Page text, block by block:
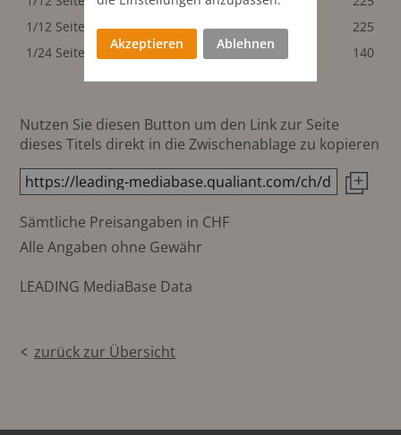
1/12 Seite quer
100x45 mm 190
225
1/24 Seite
48x45 mm 140
Nutzen Sie diesen Button um den Link zur Seite
dieses Titels direkt in die Zwischenablage zu kopieren
Sämtliche Preisangaben in CHF
Alle Angaben ohne Gewähr
LEADING MediaBase Data
zurück zur Übersicht
Akzeptieren Ablehnen